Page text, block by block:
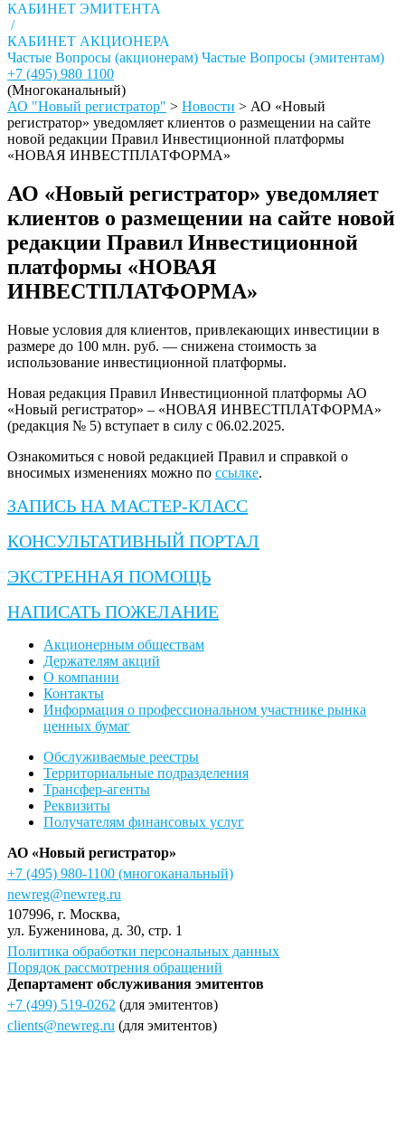
КАБИНЕТ ЭМИТЕНТА
/
КАБИНЕТ АКЦИОНЕРА
Частые Вопросы (акционерам) Частые Вопросы (эмитентам)
+7 (495) 980 1100
(Многоканальный)
АО "Новый регистратор" > Новости > АО «Новый
регистратор» уведомляет клиентов о размещении на сайте
новой редакции Правил Инвестиционной платформы
«НОВАЯ ИНВЕСТПЛАТФОРМА»
АО «Новый регистратор» уведомляет
клиентов о размещении на сайте новой
редакции Правил Инвестиционной
платформы «НОВАЯ
ИНВЕСТПЛАТФОРМА»
Новые условия для клиентов, привлекающих инвестиции в
размере до 100 млн. руб. — снижена стоимость за
использование инвестиционной платформы.
Новая редакция Правил Инвестиционной платформы АО
«Новый регистратор» – «НОВАЯ ИНВЕСТПЛАТФОРМА»
(редакция № 5) вступает в силу с 06.02.2025.
Ознакомиться с новой редакцией Правил и справкой о
вносимых изменениях можно по ссылке.
ЗАПИСЬ НА МАСТЕР-КЛАСС
КОНСУЛЬТАТИВНЫЙ ПОРТАЛ
ЭКСТРЕННАЯ ПОМОЩЬ
НАПИСАТЬ ПОЖЕЛАНИЕ
Акционерным обществам
Держателям акций
О компании
Контакты
Информация о профессиональном участнике рынка
ценных бумаг
Обслуживаемые реестры
Территориальные подразделения
Трансфер-агенты
Реквизиты
Получателям финансовых услуг
АО «Новый регистратор»
+7 (495) 980-1100 (многоканальный)
newreg@newreg.ru
107996, г. Москва,
ул. Буженинова, д. 30, стр. 1
Политика обработки персональных данных
Порядок рассмотрения обращений
Департамент обслуживания эмитентов
+7 (499) 519-0262 (для эмитентов)
clients@newreg.ru (для эмитентов)